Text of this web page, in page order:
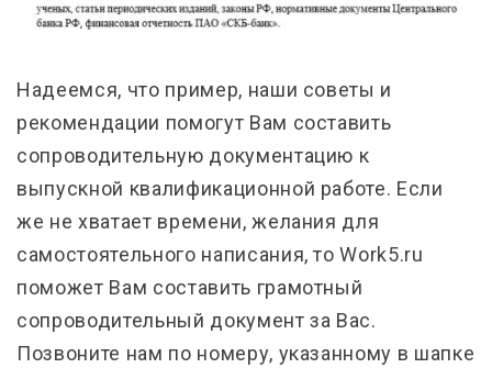
Надеемся, что пример, наши советы и
рекомендации помогут Вам составить
сопроводительную документацию к
выпускной квалификационной работе. Если
же не хватает времени, желания для
самостоятельного написания, то Work5.ru
поможет Вам составить грамотный
сопроводительный документ за Вас.
Позвоните нам по номеру, указанному в шапке